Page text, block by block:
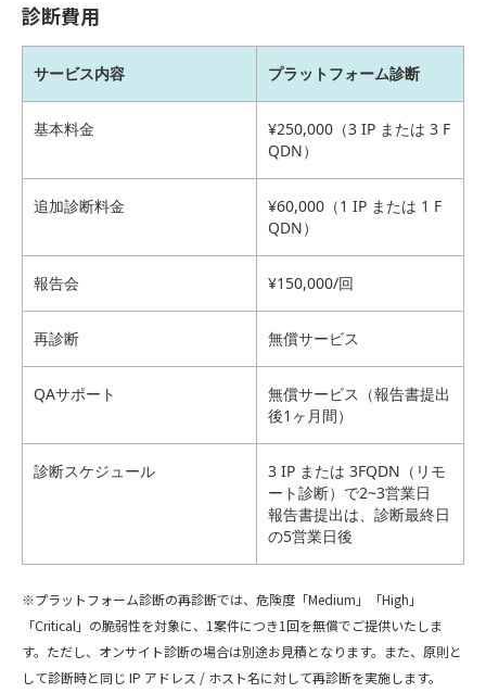
診断費用
サービス内容 プラットフォーム診断
基本料金
¥250,000（3 IP または 3 F
QDN）
追加診断料金
¥60,000（1 IP または 1 F
QDN）
報告会 ¥150,000/回
再診断 無償サービス
QAサポート
無償サービス（報告書提出
後1ヶ月間）
診断スケジュール
3 IP または 3FQDN（リモ
ート診断）で2~3営業日
報告書提出は、診断最終日
の5営業日後
※プラットフォーム診断の再診断では、危険度「Medium」「High」
「Critical」の脆弱性を対象に、1案件につき1回を無償でご提供いたしま
す。ただし、オンサイト診断の場合は別途お見積となります。また、原則と
して診断時と同じ IP アドレス / ホスト名に対して再診断を実施します。